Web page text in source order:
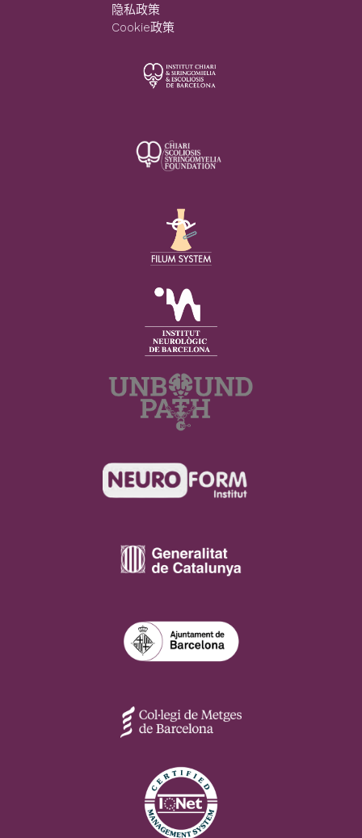
隐私政策
Cookie政策